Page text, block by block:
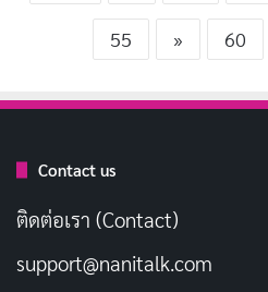
55 » 60
Contact us
ติดต่อเรา (Contact)
support@nanitalk.com